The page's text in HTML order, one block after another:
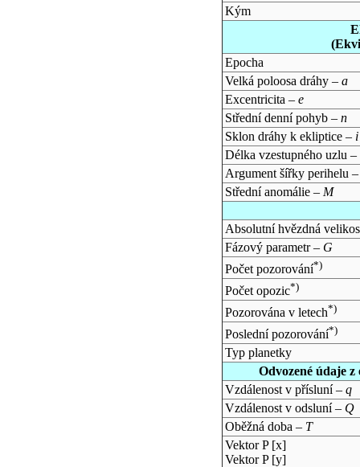
Kým
Epocha
Velká poloosa dráhy – a
Excentricita – e
Střední denní pohyb – n
Sklon dráhy k ekliptice – i
Délka vzestupného uzlu –
Argument šířky perihelu
Střední anomálie – M
Absolutní hvězdná
Fázový parametr – G
Počet pozorování*)
Počet opozic*)
Pozorována v letech*)
Poslední pozorování*)
Typ planetky
Odvozené údaje
Vzdálenost v přísluní – q
Vzdálenost v odsluní – Q
Oběžná doba – T
Vektor P [x]
Vektor P [y]